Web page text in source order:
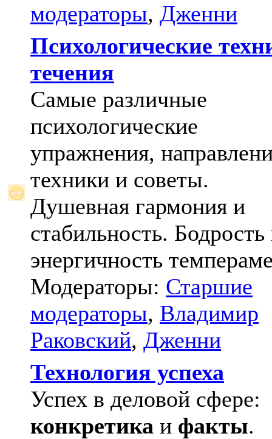
модераторы, Дженни
Психологические
течения
Самые различные
психологические
упражнения,
техники и советы.
Душевная гармония и
стабильность. Бодрость
энергичность
Модераторы: Старшие
модераторы, Владимир
Раковский, Дженни
Технология успеха
Успех в деловой сфере:
конкретика и факты.